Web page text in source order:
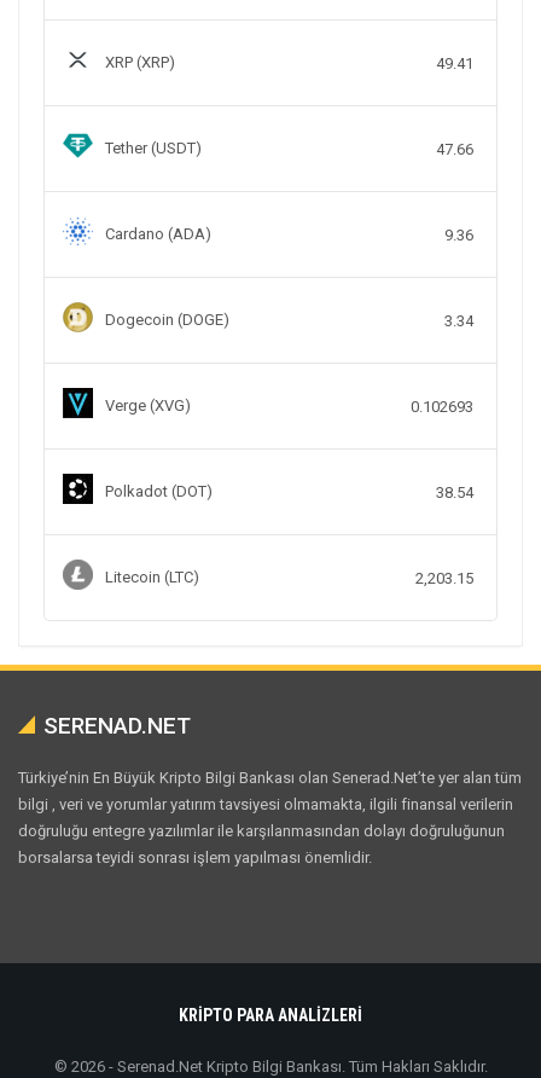
XRP (XRP) 49.41
Tether (USDT) 47.66
Cardano (ADA) 9.36
Dogecoin (DOGE) 3.34
Verge (XVG) 0.102693
Polkadot (DOT) 38.54
Litecoin (LTC) 2,203.15
SERENAD.NET
Türkiye’nin En Büyük Kripto Bilgi Bankası olan Senerad.Net’te yer alan tüm
bilgi , veri ve yorumlar yatırım tavsiyesi olmamakta, ilgili finansal verilerin
doğruluğu entegre yazılımlar ile karşılanmasından dolayı doğruluğunun
borsalarsa teyidi sonrası işlem yapılması önemlidir.
KRİPTO PARA ANALİZLERİ
© 2026 - Serenad.Net Kripto Bilgi Bankası. Tüm Hakları Saklıdır.